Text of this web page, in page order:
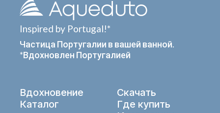
Inspired by Portugal!*
Частица Португалии в вашей ванной.
*Вдохновлен Португалией
Вдохновение
Каталог
Скачать
Где купить